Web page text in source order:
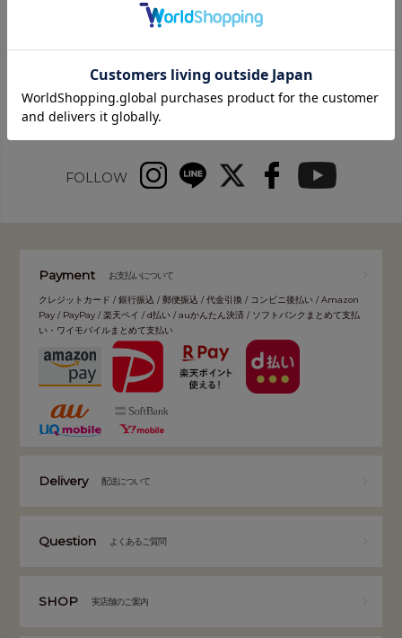
FOLLOW
Payment お支払いについて
クレジットカード / 銀行振込 / 郵便振込 / 代金引換 / コンビニ後払い / Amazon
Pay / PayPay / 楽天ペイ / d払い / auかんたん決済 / ソフトバンクまとめて支払
い・ワイモバイルまとめて支払い
Delivery 配送について
Question よくあるご質問
SHOP 実店舗のご案内